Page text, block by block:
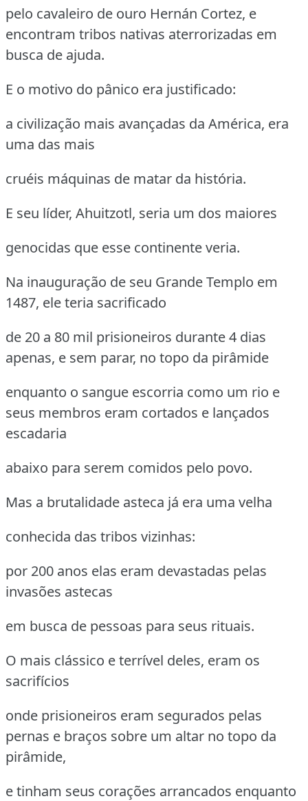
pelo cavaleiro de ouro Hernán Cortez, e
encontram tribos nativas aterrorizadas em
busca de ajuda.
E o motivo do pânico era justificado:
a civilização mais avançadas da América, era
uma das mais
cruéis máquinas de matar da história.
E seu líder, Ahuitzotl, seria um dos maiores
genocidas que esse continente veria.
Na inauguração de seu Grande Templo em
1487, ele teria sacrificado
de 20 a 80 mil prisioneiros durante 4 dias
apenas, e sem parar, no topo da pirâmide
enquanto o sangue escorria como um rio e
seus membros eram cortados e lançados
escadaria
abaixo para serem comidos pelo povo.
Mas a brutalidade asteca já era uma velha
conhecida das tribos vizinhas:
por 200 anos elas eram devastadas pelas
invasões astecas
em busca de pessoas para seus rituais.
O mais clássico e terrível deles, eram os
sacrifícios
onde prisioneiros eram segurados pelas
pernas e braços sobre um altar no topo da
pirâmide,
e tinham seus corações arrancados enquanto